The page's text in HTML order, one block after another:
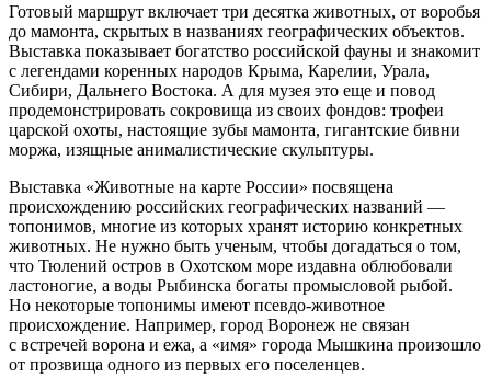
Готовый маршрут включает три десятка животных, от воробья
до мамонта, скрытых в названиях географических объектов.
Выставка показывает богатство российской фауны и знакомит
с легендами коренных народов Крыма, Карелии, Урала,
Сибири, Дальнего Востока. А для музея это еще и повод
продемонстрировать сокровища из своих фондов: трофеи
царской охоты, настоящие зубы мамонта, гигантские бивни
моржа, изящные анималистические скульптуры.
Выставка «Животные на карте России» посвящена
происхождению российских географических названий —
топонимов, многие из которых хранят историю конкретных
животных. Не нужно быть ученым, чтобы догадаться о том,
что Тюлений остров в Охотском море издавна облюбовали
ластоногие, а воды Рыбинска богаты промысловой рыбой.
Но некоторые топонимы имеют псевдо-животное
происхождение. Например, город Воронеж не связан
с встречей ворона и ежа, а «имя» города Мышкина произошло
от прозвища одного из первых его поселенцев.